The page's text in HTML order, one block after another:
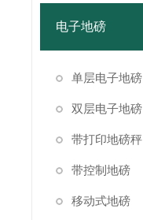
电子地磅
单层电子地磅
双层电子地磅
带打印地磅秤
带控制地磅
移动式地磅